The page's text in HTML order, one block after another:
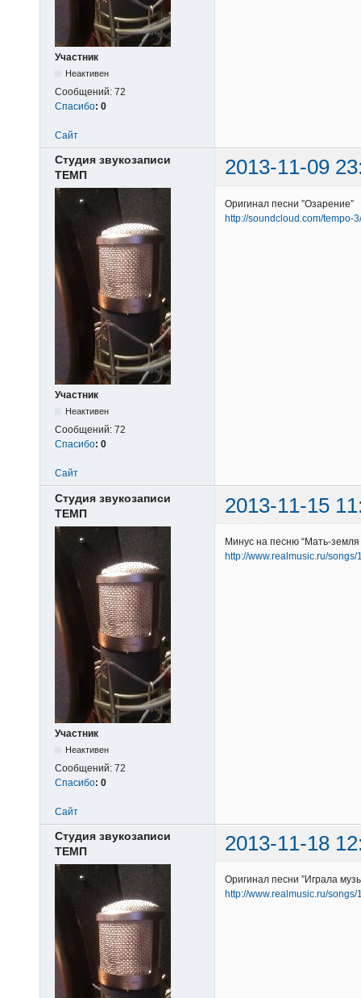
Участник
Неактивен
Сообщений: 72
Спасибо: 0
Сайт
Студия звукозаписи
ТЕМП
2013-11-09
Участник
Неактивен
Сообщений: 72
Спасибо: 0
Оригинал песни ”Озарение”
http://soundcloud.com/tempo-
Сайт
Студия звукозаписи
ТЕМП
2013-11-15
Участник
Неактивен
Сообщений: 72
Спасибо: 0
Минус на песню “Мать-земля
http://www.realmusic.ru/songs/
Сайт
Студия звукозаписи
ТЕМП
2013-11-18
Оригинал песни ”Играла
http://www.realmusic.ru/songs/